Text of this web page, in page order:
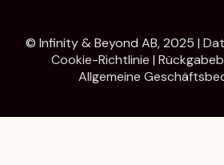
© Infinity & Beyond AB, 2025 |
Cookie-Richtlinie |
Allgemeine